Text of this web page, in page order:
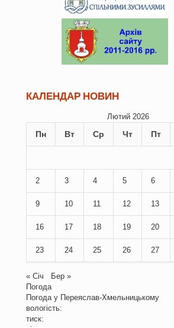
КАЛЕНДАР НОВИН
Лютий 2026
Пн Вт Ср Чт Пт
2 3 4 5 6
9 10 11 12 13
16 17 18 19 20
23 24 25 26 27
« Січ
Бер »
Погода
Погода у Переяслав-Хмельницькому
вологість:
тиск: